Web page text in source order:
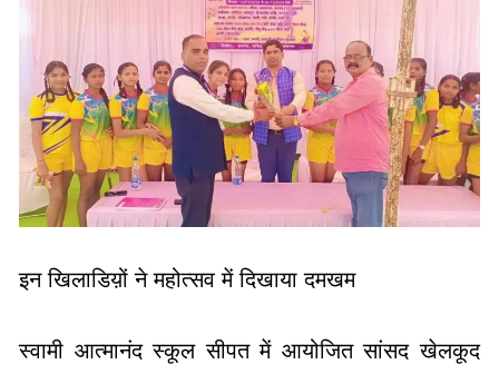
इन खिलाडिय़ों ने महोत्सव में दिखाया दमखम
स्वामी आत्मानंद स्कूल सीपत में आयोजित सांसद खेलकूद